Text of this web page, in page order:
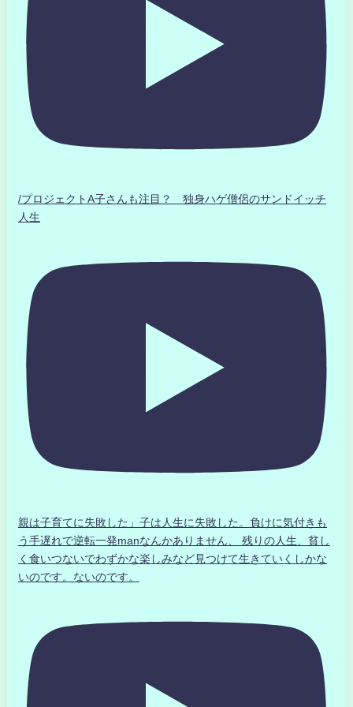
/プロジェクトA子さんも注目？ 独身ハゲ僧侶のサンドイッチ
人生
親は子育てに失敗した」子は人生に失敗した。負けに気付きも
う手遅れで逆転一発manなんかありません、 残りの人生、貧し
く食いつないでわずかな楽しみなど見つけて生きていくしかな
いのです。ないのです。